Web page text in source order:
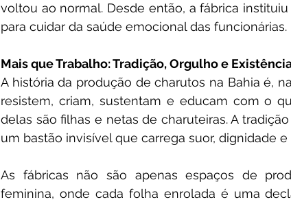
voltou ao normal. Desde então, a fábrica
para cuidar da saúde emocional das funcionárias.
Mais que Trabalho: Tradição, Orgulho e
A história da produção de charutos na Bahia é,
resistem, criam, sustentam e educam com o
delas são filhas e netas de charuteiras. A
um bastão invisível que carrega suor, dignidade
As fábricas não são apenas espaços de
feminina, onde cada folha enrolada é uma